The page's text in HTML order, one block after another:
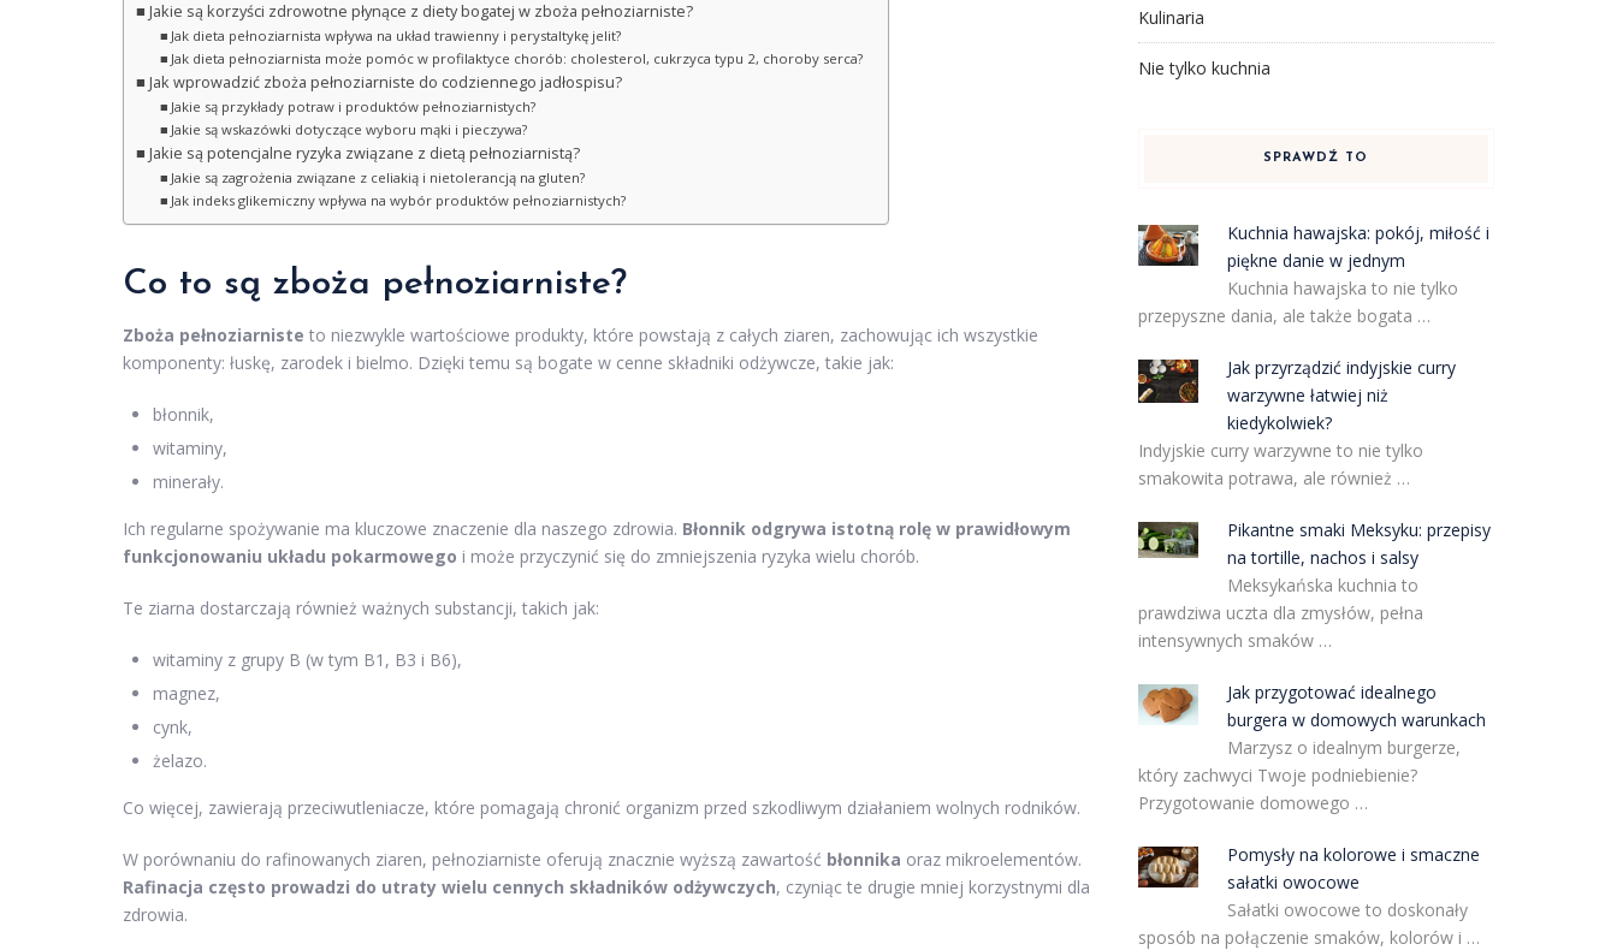
Jakie są korzyści zdrowotne płynące z diety bogatej w zboża pełnoziarniste?
Jak dieta pełnoziarnista wpływa na układ trawienny i perystaltykę jelit?
Jak dieta pełnoziarnista może pomóc w profilaktyce chorób: cholesterol, cukrzyca typu 2, choroby serca?
Jak wprowadzić zboża pełnoziarniste do codziennego jadłospisu?
Jakie są przykłady potraw i produktów pełnoziarnistych?
Jakie są wskazówki dotyczące wyboru mąki i pieczywa?
Jakie są potencjalne ryzyka związane z dietą pełnoziarnistą?
Jakie są zagrożenia związane z celiakią i nietolerancją na gluten?
Jak indeks glikemiczny wpływa na wybór produktów pełnoziarnistych?
Co to są zboża pełnoziarniste?
Zboża pełnoziarniste to niezwykle wartościowe produkty, które powstają z całych ziaren, zachowując ich wszystkie
komponenty: łuskę, zarodek i bielmo. Dzięki temu są bogate w cenne składniki odżywcze, takie jak:
błonnik,
witaminy,
minerały.
Ich regularne spożywanie ma kluczowe znaczenie dla naszego zdrowia. Błonnik odgrywa istotną rolę w prawidłowym
funkcjonowaniu układu pokarmowego i może przyczynić się do zmniejszenia ryzyka wielu chorób.
Te ziarna dostarczają również ważnych substancji, takich jak:
witaminy z grupy B (w tym B1, B3 i B6),
magnez,
cynk,
żelazo.
Co więcej, zawierają przeciwutleniacze, które pomagają chronić organizm przed szkodliwym działaniem wolnych rodników.
W porównaniu do rafinowanych ziaren, pełnoziarniste oferują znacznie wyższą zawartość błonnika oraz mikroelementów.
Rafinacja często prowadzi do utraty wielu cennych składników odżywczych, czyniąc te drugie mniej korzystnymi dla
zdrowia.
Kulinaria
Nie tylko kuchnia
SPRAWDŹ TO
Kuchnia hawajska: pokój, miłość i
piękne danie w jednym
Kuchnia hawajska to nie tylko
przepyszne dania, ale także bogata …
Jak przyrządzić indyjskie curry
warzywne łatwiej niż
kiedykolwiek?
Indyjskie curry warzywne to nie tylko
smakowita potrawa, ale również …
Pikantne smaki Meksyku: przepisy
na tortille, nachos i salsy
Meksykańska kuchnia to
prawdziwa uczta dla zmysłów, pełna
intensywnych smaków …
Jak przygotować idealnego
burgera w domowych warunkach
Marzysz o idealnym burgerze,
który zachwyci Twoje podniebienie?
Przygotowanie domowego …
Pomysły na kolorowe i smaczne
sałatki owocowe
Sałatki owocowe to doskonały
sposób na połączenie smaków, kolorów i …